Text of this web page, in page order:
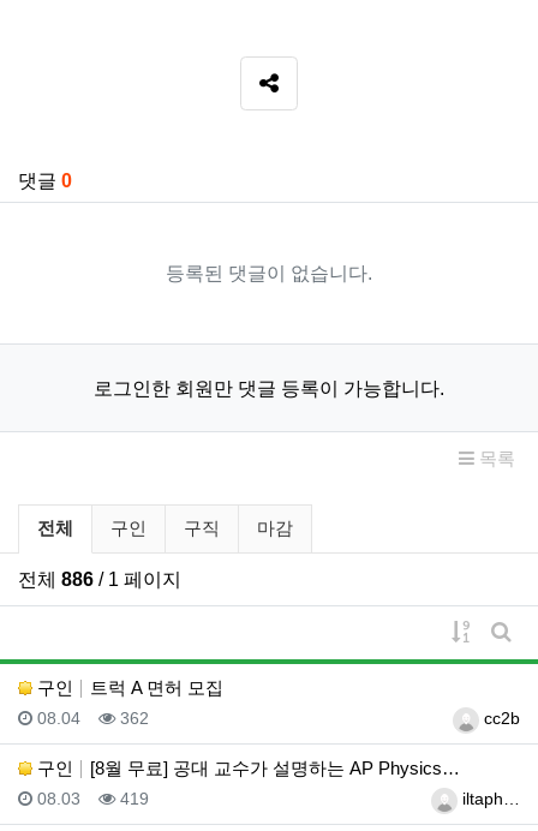
SNS 공유
댓글 0
등록된 댓글이 없습니다.
로그인한 회원만 댓글 등록이 가능합니다.
목록
구인/구직 분류 목록
전체 구인 구직 마감
전체 886 / 1 페이지
게시물
게
구인
트럭 A 면허 모집
등록자cc2b
등록일
08.04 조회
362
구인 [8월 무료] 공대 교수가 설명하는 AP Physics…
등록자iltaph…
등록일
08.03 조회
419